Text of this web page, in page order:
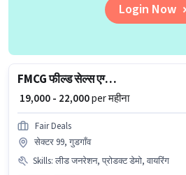
Login Now
FMCG फील्ड सेल्स एग्जीक्यूटिव
₹ 19,000 - 22,000per महीना
Fair Deals
सेक्टर 99, गुडगाँव
Skills: लीड जनरेशन, प्रोडक्ट डेमो, वायरिंग